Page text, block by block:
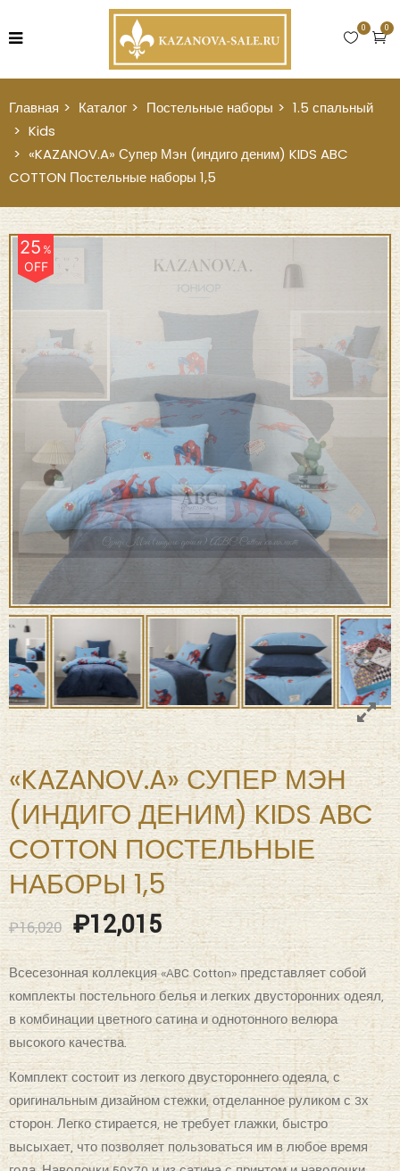
0
0
Главная Каталог Постельные наборы
1.5 спальный
Kids
«KAZANOV.A» Супер Мэн (индиго деним) KIDS ABC
COTTON Постельные наборы 1,5
25%
OFF
«KAZANOV.A» СУПЕР МЭН
(ИНДИГО ДЕНИМ) KIDS ABC
COTTON ПОСТЕЛЬНЫЕ
НАБОРЫ 1,5
₽16,020 ₽12,015
Всесезонная коллекция «ABC Cotton» представляет собой
комплекты постельного белья и легких двусторонних одеял,
в комбинации цветного сатина и однотонного велюра